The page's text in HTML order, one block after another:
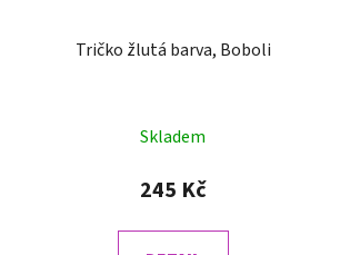
Tričko žlutá barva, Boboli
Skladem
245 Kč